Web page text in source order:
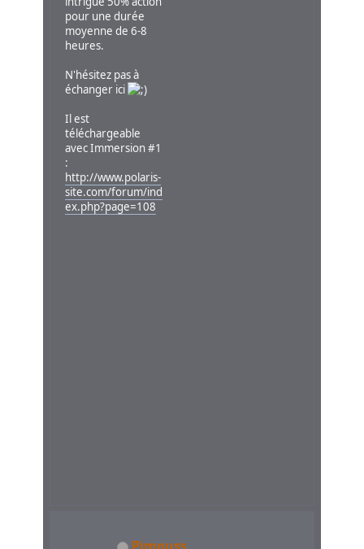
pour une durée
moyenne de 6-8
heures.
N'hésitez pas à
échanger ici
Il est
téléchargeable
avec Immersion #1
:
http://www.polaris-
site.com/forum/ind
ex.php?page=108